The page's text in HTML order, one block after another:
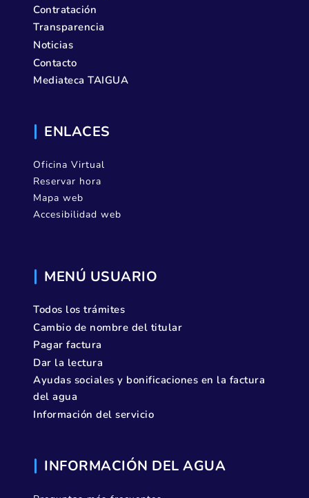
Contratación
Transparencia
Noticias
Contacto
Mediateca TAIGUA
ENLACES
Oficina Virtual
Reservar hora
Mapa web
Accesibilidad web
MENÚ USUARIO
Todos los trámites
Cambio de nombre del titular
Pagar factura
Dar la lectura
Ayudas sociales y bonificaciones en la factura
del agua
Información del servicio
INFORMACIÓN DEL AGUA